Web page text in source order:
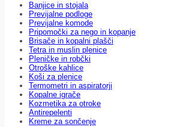
Banjice in stojala
Previjalne podloge
Previjalne komode
Pripomočki za nego in kopanje
Brisače in kopalni plašči
Tetra in muslin plenice
Pleničke in robčki
Otroške kahlice
Koši za plenice
Termometri in aspiratorji
Kopalne igrače
Kozmetika za otroke
Antirepelenti
Kreme za sončenje